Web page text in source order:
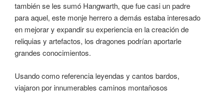
también se les sumó Hangwarth, que fue casi un padre
para aquel, este monje herrero a demás estaba interesado
en mejorar y expandir su experiencia en la creación de
reliquias y artefactos, los dragones podrían aportarle
grandes conocimientos.
Usando como referencia leyendas y cantos bardos,
viajaron por innumerables caminos montañosos